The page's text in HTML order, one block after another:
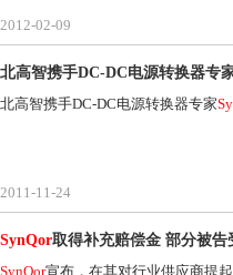
2012-02-09
北高智携手DC-DC电源转换器专
北高智携手DC-DC电源转换器专家
2011-11-24
SynQor取得补充赔偿金 部分被告
SynQor宣布，在其对行业供应商提